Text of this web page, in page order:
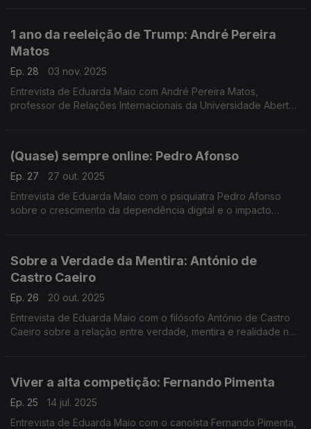
1 ano da reeleição de Trump: André Pereira
Matos
Ep. 28
03 nov. 2025
Entrevista de Eduarda Maio com André Pereira Matos,
professor de Relações Internacionais da Universidade Aberta,
(Quase) sempre online: Pedro Afonso
Ep. 27
27 out. 2025
Entrevista de Eduarda Maio com o psiquiatra Pedro Afonso
sobre o crescimento da dependência digital e o impacto
Sobre a Verdade da Mentira: António de
Castro Caeiro
Ep. 26
20 out. 2025
Entrevista de Eduarda Maio com o filósofo António de Castro
Caeiro sobre a relação entre verdade, mentira e realidade no
Viver a alta competição: Fernando Pimenta
Ep. 25
14 jul. 2025
Entrevista de Eduarda Maio com o canoísta Fernando Pimenta,